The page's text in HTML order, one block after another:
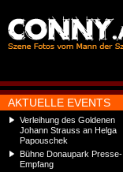
AKTUELLE EVENTS
Verleihung des Goldenen
Johann Strauss an Helga
Papouschek
Bühne Donaupark Presse-
Empfang